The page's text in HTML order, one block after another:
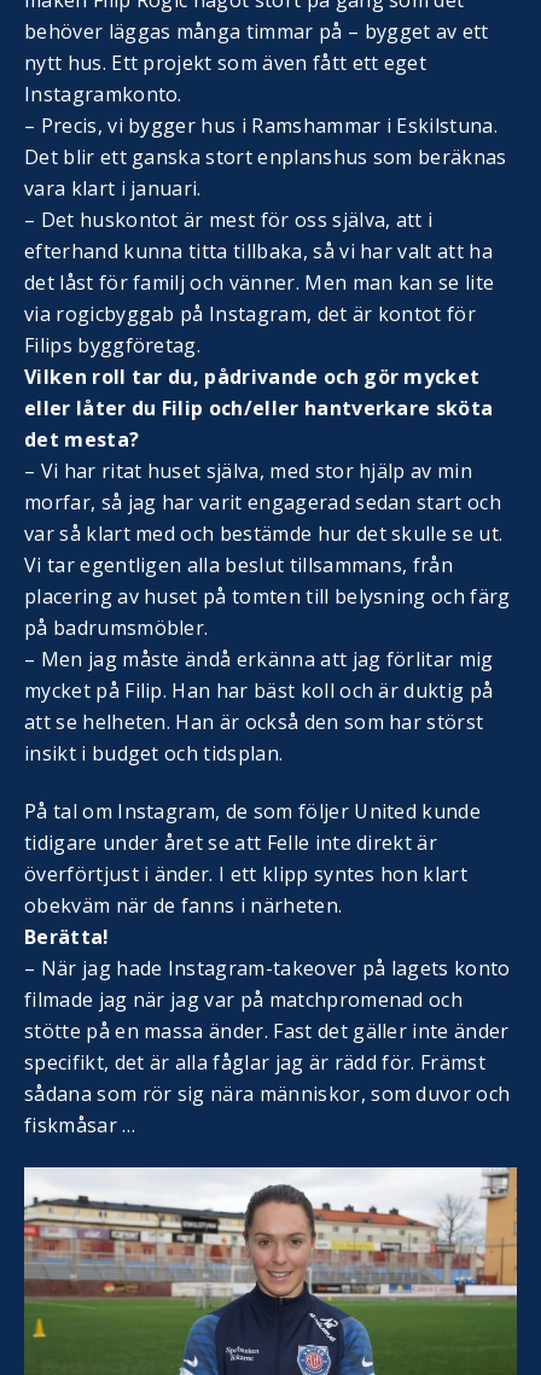
behöver läggas många timmar på – bygget av ett
nytt hus. Ett projekt som även fått ett eget
Instagramkonto.
– Precis, vi bygger hus i Ramshammar i Eskilstuna.
Det blir ett ganska stort enplanshus som beräknas
vara klart i januari.
– Det huskontot är mest för oss själva, att i
efterhand kunna titta tillbaka, så vi har valt att ha
det låst för familj och vänner. Men man kan se lite
via rogicbyggab på Instagram, det är kontot för
Filips byggföretag.
Vilken roll tar du, pådrivande och gör mycket
eller låter du Filip och/eller hantverkare sköta
det mesta?
– Vi har ritat huset själva, med stor hjälp av min
morfar, så jag har varit engagerad sedan start och
var så klart med och bestämde hur det skulle se ut.
Vi tar egentligen alla beslut tillsammans, från
placering av huset på tomten till belysning och färg
på badrumsmöbler.
– Men jag måste ändå erkänna att jag förlitar mig
mycket på Filip. Han har bäst koll och är duktig på
att se helheten. Han är också den som har störst
insikt i budget och tidsplan.
På tal om Instagram, de som följer United kunde
tidigare under året se att Felle inte direkt är
överförtjust i änder. I ett klipp syntes hon klart
obekväm när de fanns i närheten.
Berätta!
– När jag hade Instagram-takeover på lagets konto
filmade jag när jag var på matchpromenad och
stötte på en massa änder. Fast det gäller inte änder
specifikt, det är alla fåglar jag är rädd för. Främst
sådana som rör sig nära människor, som duvor och
fiskmåsar …